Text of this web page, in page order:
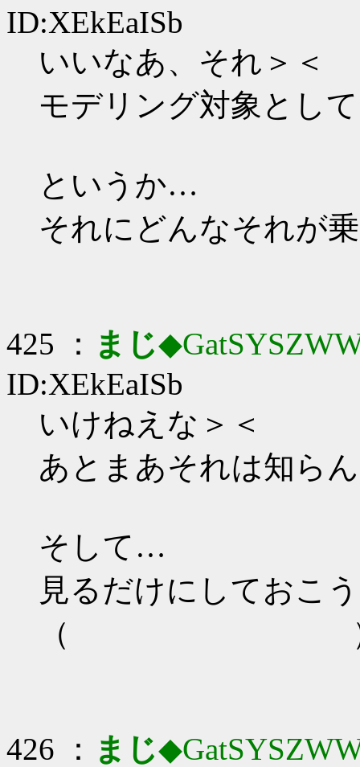
ID:XEkEaISb
いいなあ、それ＞＜
モデリング対象とし
というか…
それにどんなそれが
425 ： まじ
ID:XEkEaISb
いけねえな＞＜
あとまあそれは知らん
そして…
見るだけにしておこう
（
426 ： まじ